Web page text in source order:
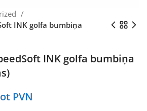
INK golfa bumbiņa
INK golfa bumbiņa
PVN